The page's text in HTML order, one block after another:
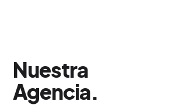
Nuestra
Agencia.